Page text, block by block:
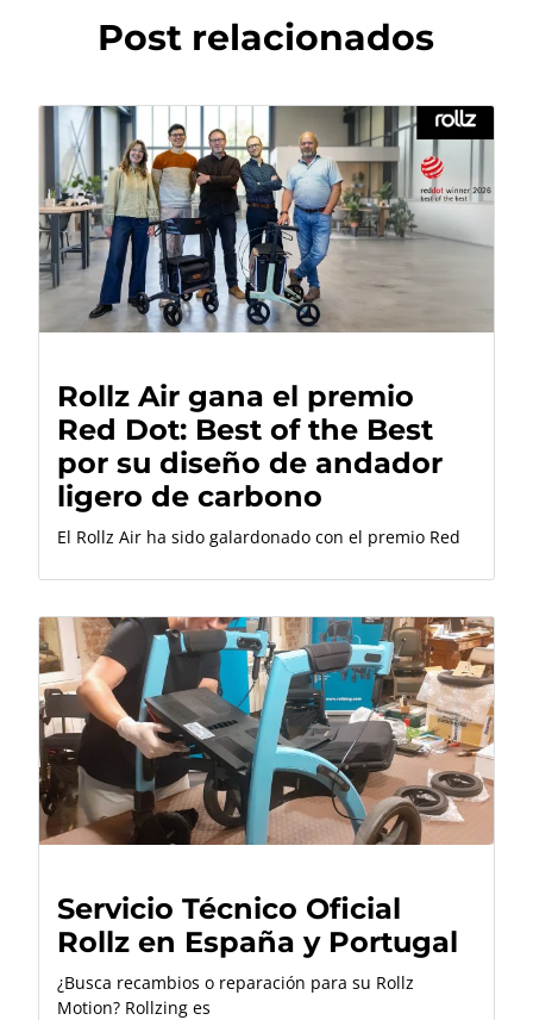
Post relacionados
Rollz Air gana el premio
Red Dot: Best of the Best
por su diseño de andador
ligero de carbono
El Rollz Air ha sido galardonado con el premio Red
Servicio Técnico Oficial
Rollz en España y Portugal
¿Busca recambios o reparación para su Rollz
Motion? Rollzing es